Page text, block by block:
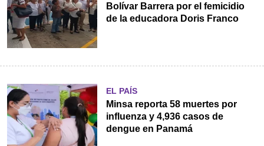
Bolívar Barrera por el femicidio
de la educadora Doris Franco
EL PAÍS
Minsa reporta 58 muertes por
influenza y 4,936 casos de
dengue en Panamá